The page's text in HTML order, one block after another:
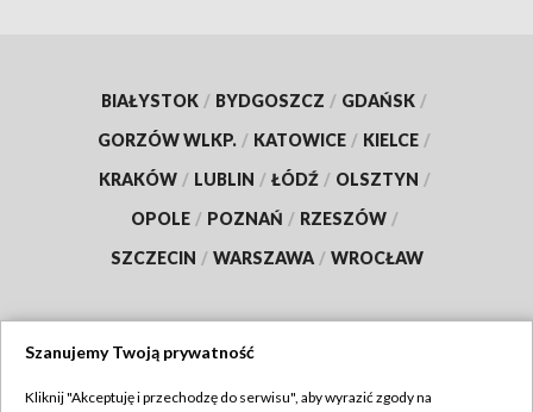
BIAŁYSTOK / BYDGOSZCZ / GDAŃSK /
GORZÓW WLKP. / KATOWICE / KIELCE /
KRAKÓW / LUBLIN / ŁÓDŹ / OLSZTYN /
OPOLE / POZNAŃ / RZESZÓW /
SZCZECIN / WARSZAWA / WROCŁAW
Szanujemy Twoją prywatność
Kliknij "Akceptuję i przechodzę do serwisu", aby wyrazić zgody na